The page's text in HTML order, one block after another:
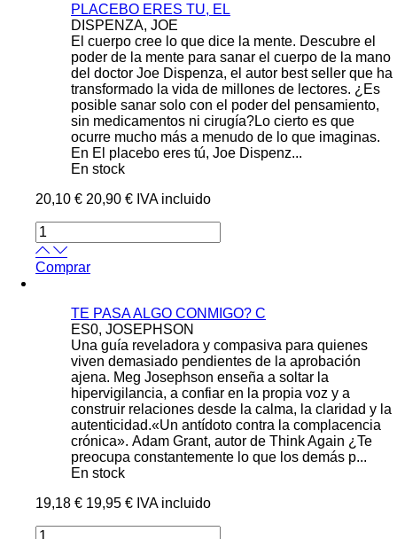
PLACEBO ERES TU, EL
DISPENZA, JOE
El cuerpo cree lo que dice la mente. Descubre el
poder de la mente para sanar el cuerpo de la mano
del doctor Joe Dispenza, el autor best seller que ha
transformado la vida de millones de lectores. ¿Es
posible sanar solo con el poder del pensamiento,
sin medicamentos ni cirugía?Lo cierto es que
ocurre mucho más a menudo de lo que imaginas.
En El placebo eres tú, Joe Dispenz...
En stock
20,10 € 20,90 € IVA incluido
Comprar
TE PASA ALGO CONMIGO? C
ES0, JOSEPHSON
Una guía reveladora y compasiva para quienes
viven demasiado pendientes de la aprobación
ajena. Meg Josephson enseña a soltar la
hipervigilancia, a confiar en la propia voz y a
construir relaciones desde la calma, la claridad y la
autenticidad.«Un antídoto contra la complacencia
crónica». Adam Grant, autor de Think Again ¿Te
preocupa constantemente lo que los demás p...
En stock
19,18 € 19,95 € IVA incluido